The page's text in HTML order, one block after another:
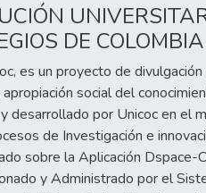
DE COLOMBIA
es un proyecto de divulgación
social del
desarrollado por Unicoc en el
de Investigación e
sobre la Aplicación Dspace-
y Administrado por el